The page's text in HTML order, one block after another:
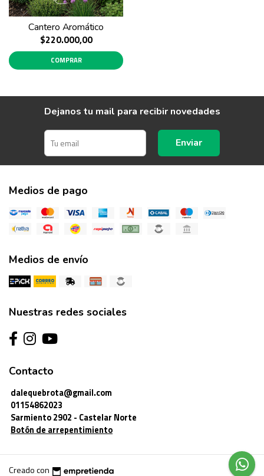
Cantero Aromático
$220.000,00
COMPRAR
Dejanos tu mail para recibir novedades
Enviar
Medios de pago
Medios de envío
Nuestras redes sociales
Contacto
dalequebrota@gmail.com
01154862023
Sarmiento 2902 - Castelar Norte
Botón de arrepentimiento
Creado con